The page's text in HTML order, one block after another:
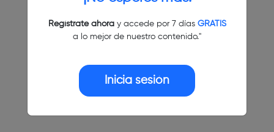
Regístrate ahoray accede por 7 días GRATIS
a lo mejor de nuestro contenido."
Inicia sesión